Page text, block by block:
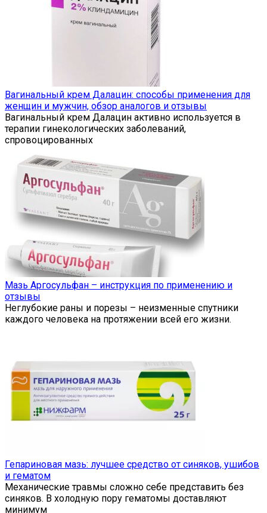
Вагинальный крем Далацин: способы применения для
женщин и мужчин, обзор аналогов и отзывы
Вагинальный крем Далацин активно используется в
терапии гинекологических заболеваний,
спровоцированных
Мазь Аргосульфан – инструкция по применению и
отзывы
Неглубокие раны и порезы – неизменные спутники
каждого человека на протяжении всей его жизни.
Гепариновая мазь: лучшее средство от синяков, ушибов
и гематом
Механические травмы сложно себе представить без
синяков. В холодную пору гематомы доставляют
минимум